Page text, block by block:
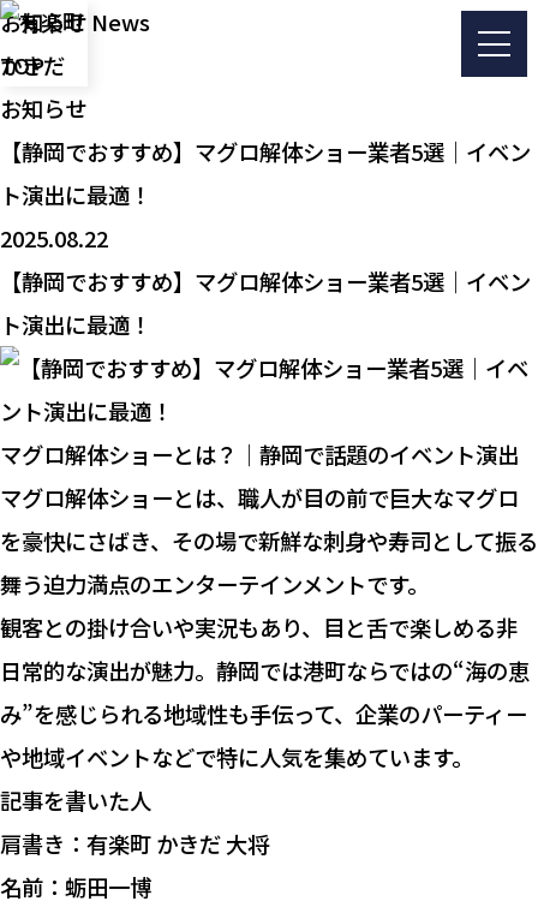
有楽町かきだ
お知らせ News
TOP
お知らせ
【静岡でおすすめ】マグロ解体ショー業者5選｜イベン
ト演出に最適！
2025.08.22
【静岡でおすすめ】マグロ解体ショー業者5選｜イベン
ト演出に最適！
マグロ解体ショーとは？｜静岡で話題のイベント演出
マグロ解体ショーとは、職人が目の前で巨大なマグロ
を豪快にさばき、その場で新鮮な刺身や寿司として振る
舞う迫力満点のエンターテインメントです。
観客との掛け合いや実況もあり、目と舌で楽しめる非
日常的な演出が魅力。静岡では港町ならではの“海の恵
み”を感じられる地域性も手伝って、企業のパーティー
や地域イベントなどで特に人気を集めています。
記事を書いた人
肩書き：有楽町 かきだ 大将
名前：蛎田一博